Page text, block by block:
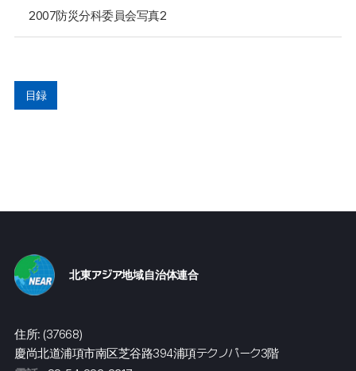
2007防災分科委員会写真2
目録
北東アジア地域自治体連合
住所: (37668)
慶尚北道浦項市南区芝谷路394浦項テクノパーク3階